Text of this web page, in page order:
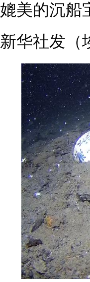
媲美的沉船
新华社发（